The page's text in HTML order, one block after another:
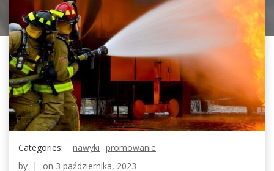
Categories: nawyki promowanie
by | on 3 października, 2023